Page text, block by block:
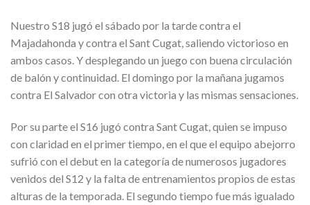
Nuestro S18 jugó el sábado por la tarde contra el
Majadahonda y contra el Sant Cugat, saliendo victorioso en
ambos casos. Y desplegando un juego con buena circulación
de balón y continuidad. El domingo por la mañana jugamos
contra El Salvador con otra victoria y las mismas sensaciones.
Por su parte el S16 jugó contra Sant Cugat, quien se impuso
con claridad en el primer tiempo, en el que el equipo abejorro
sufrió con el debut en la categoría de numerosos jugadores
venidos del S12 y la falta de entrenamientos propios de estas
alturas de la temporada. El segundo tiempo fue más igualado